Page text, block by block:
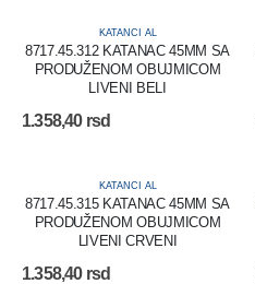
KATANCI AL
8717.45.312 KATANAC 45MM SA
PRODUŽENOM OBUJMICOM
LIVENI BELI
1.358,40 rsd
KATANCI AL
8717.45.315 KATANAC 45MM SA
PRODUŽENOM OBUJMICOM
LIVENI CRVENI
1.358,40 rsd